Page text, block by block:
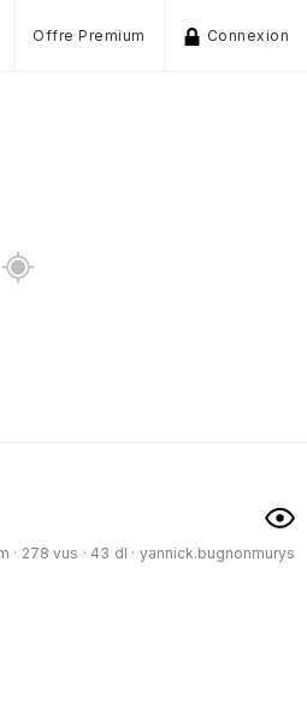
Offre Premium Connexion
· 278 vus · 43 dl ·yannick.bugnonmurys